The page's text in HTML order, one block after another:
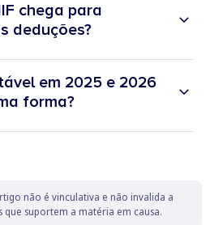
chega para
deduções?
em 2025 e 2026
forma?
não é vinculativa e não invalida a
suportem a matéria em causa.